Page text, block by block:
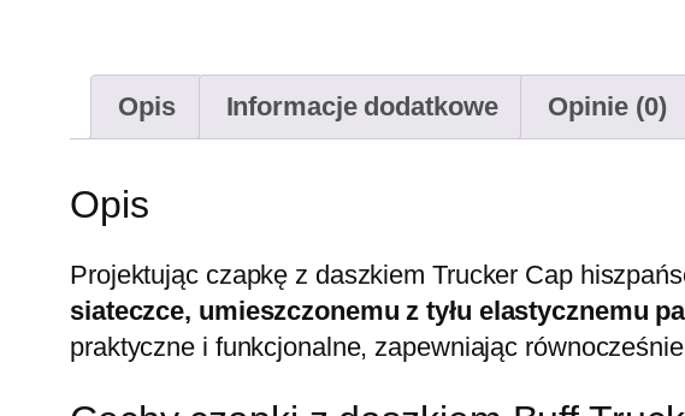
Opis Informacje dodatkowe Opinie (0)
Opis
Projektując czapkę z daszkiem Trucker Cap
siateczce, umieszczonemu z tyłu elastycznemu
praktyczne i funkcjonalne, zapewniając